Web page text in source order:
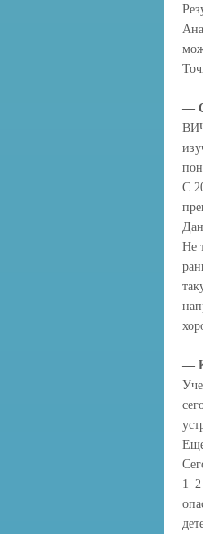
—
С
Не
—